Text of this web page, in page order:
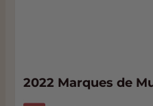
2022 Marques de